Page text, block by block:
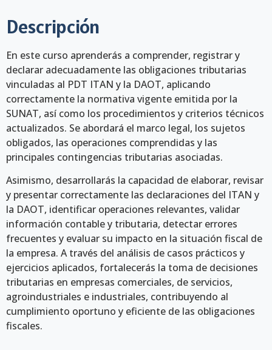
Descripción
En este curso aprenderás a comprender, registrar y
declarar adecuadamente las obligaciones tributarias
vinculadas al PDT ITAN y la DAOT, aplicando
correctamente la normativa vigente emitida por la
SUNAT, así como los procedimientos y criterios técnicos
actualizados. Se abordará el marco legal, los sujetos
obligados, las operaciones comprendidas y las
principales contingencias tributarias asociadas.
Asimismo, desarrollarás la capacidad de elaborar, revisar
y presentar correctamente las declaraciones del ITAN y
la DAOT, identificar operaciones relevantes, validar
información contable y tributaria, detectar errores
frecuentes y evaluar su impacto en la situación fiscal de
la empresa. A través del análisis de casos prácticos y
ejercicios aplicados, fortalecerás la toma de decisiones
tributarias en empresas comerciales, de servicios,
agroindustriales e industriales, contribuyendo al
cumplimiento oportuno y eficiente de las obligaciones
fiscales.